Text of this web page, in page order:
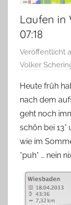
Laufen in
07:18
Veröffentlicht
Volker
Heute früh
nach dem
geht noch
schön bei
wie im
*puh* … nein